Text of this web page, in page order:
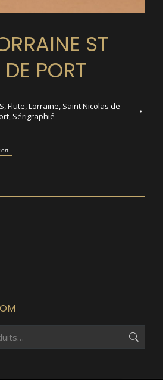
ST
PORT
,Flute,Lorraine, Saint Nicolas de
, Sérigraphié